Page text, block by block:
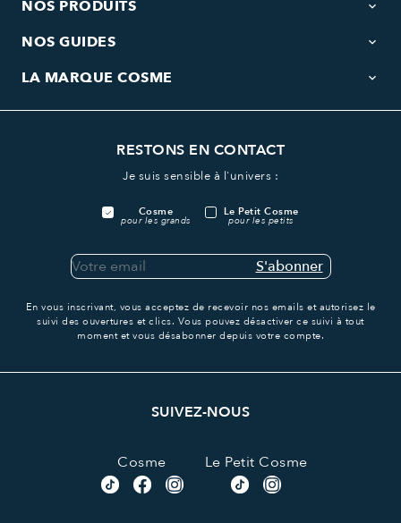
NOS PRODUITS keyboard_arrow_down
NOS GUIDES keyboard_arrow_down
LA MARQUE COSME keyboard_arrow_down
RESTONS EN CONTACT
Je suis sensible à l'univers :
Cosme
pour les grands
Le Petit Cosme
pour les petits
S'abonner
En vous inscrivant, vous acceptez de recevoir nos emails et autorisez le
suivi des ouvertures et clics. Vous pouvez désactiver ce suivi à tout
moment et vous désabonner depuis votre compte.
SUIVEZ-NOUS
Cosme Le Petit Cosme